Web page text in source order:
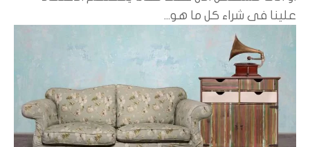
علينا فى شراء كل ما هو...